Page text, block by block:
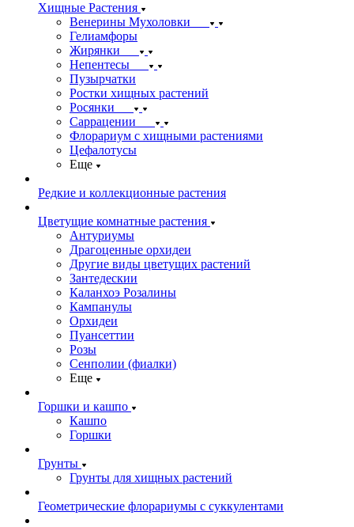
Хищные Растения
Венерины Мухоловки
Гелиамфоры
Жирянки
Непентесы
Пузырчатки
Ростки хищных растений
Росянки
Саррацении
Флорариум с хищными растениями
Цефалотусы
Еще
Редкие и коллекционные растения
Цветущие комнатные растения
Антуриумы
Драгоценные орхидеи
Другие виды цветущих растений
Зантедескии
Каланхоэ Розалины
Кампанулы
Орхидеи
Пуансеттии
Розы
Сенполии (фиалки)
Еще
Горшки и кашпо
Кашпо
Горшки
Грунты
Грунты для хищных растений
Геометрические флорариумы с суккулентами